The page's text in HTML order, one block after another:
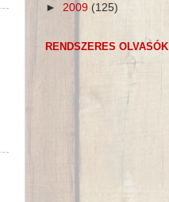
► 2009 (125)
RENDSZERES OLVASÓK